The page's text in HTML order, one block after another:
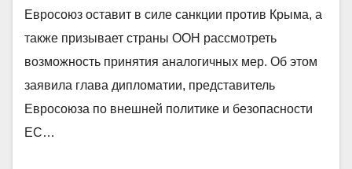
Евросоюз оставит в силе санкции против Крыма, а
также призывает страны ООН рассмотреть
возможность принятия аналогичных мер. Об этом
заявила глава дипломатии, представитель
Евросоюза по внешней политике и безопасности
ЕС…